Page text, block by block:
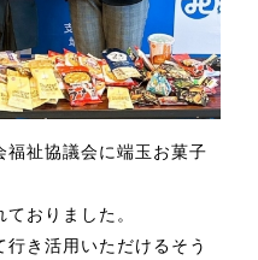
福祉協議会に端玉お菓子
おりました。
き活用いただけるそう